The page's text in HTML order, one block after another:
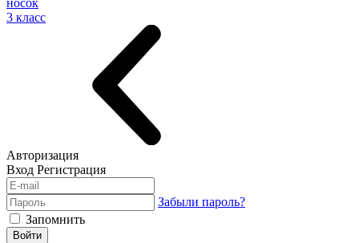
носок
3 класс
Авторизация
Вход Регистрация
Забыли пароль?
Запомнить
Войти